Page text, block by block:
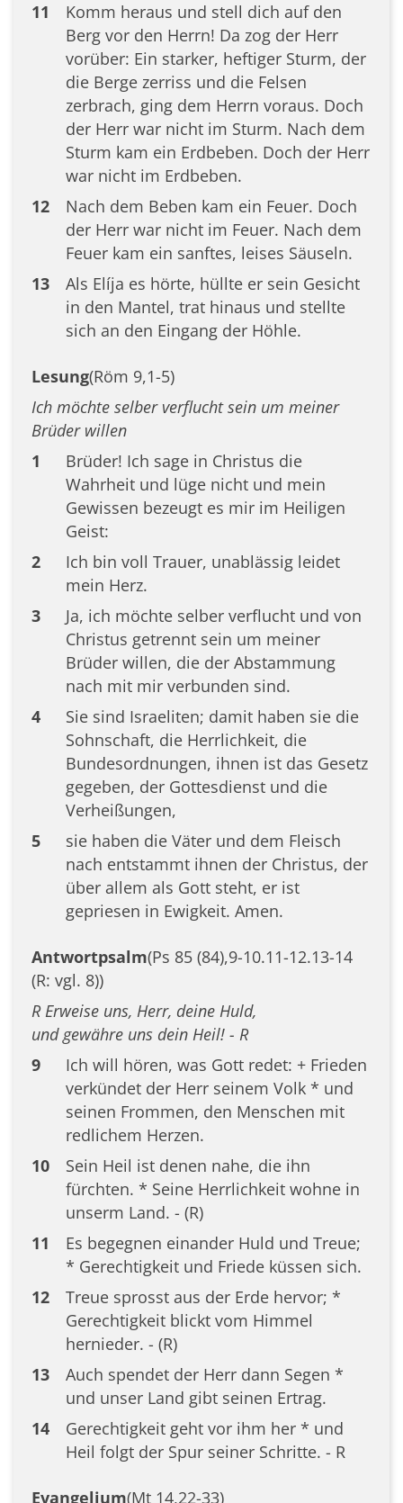
11
Komm heraus und stell dich auf den
Berg vor den Herrn! Da zog der Herr
vorüber: Ein starker, heftiger Sturm, der
die Berge zerriss und die Felsen
zerbrach, ging dem Herrn voraus. Doch
der Herr war nicht im Sturm. Nach dem
Sturm kam ein Erdbeben. Doch der Herr
war nicht im Erdbeben.
12
Nach dem Beben kam ein Feuer. Doch
der Herr war nicht im Feuer. Nach dem
Feuer kam ein sanftes, leises Säuseln.
13
Als Elíja es hörte, hüllte er sein Gesicht
in den Mantel, trat hinaus und stellte
sich an den Eingang der Höhle.
Lesung(Röm 9,1-5)
Ich möchte selber verflucht sein um meiner
Brüder willen
1
Brüder! Ich sage in Christus die
Wahrheit und lüge nicht und mein
Gewissen bezeugt es mir im Heiligen
Geist:
2
Ich bin voll Trauer, unablässig leidet
mein Herz.
3
Ja, ich möchte selber verflucht und von
Christus getrennt sein um meiner
Brüder willen, die der Abstammung
nach mit mir verbunden sind.
4
Sie sind Israeliten; damit haben sie die
Sohnschaft, die Herrlichkeit, die
Bundesordnungen, ihnen ist das Gesetz
gegeben, der Gottesdienst und die
Verheißungen,
5
sie haben die Väter und dem Fleisch
nach entstammt ihnen der Christus, der
über allem als Gott steht, er ist
gepriesen in Ewigkeit. Amen.
Antwortpsalm(Ps 85 (84),9-10.11-12.13-14
(R: vgl. 8))
R Erweise uns, Herr, deine Huld,
und gewähre uns dein Heil! - R
9
Ich will hören, was Gott redet: + Frieden
verkündet der Herr seinem Volk * und
seinen Frommen, den Menschen mit
redlichem Herzen.
10
Sein Heil ist denen nahe, die ihn
fürchten. * Seine Herrlichkeit wohne in
unserm Land. - (R)
11
Es begegnen einander Huld und Treue;
* Gerechtigkeit und Friede küssen sich.
12
Treue sprosst aus der Erde hervor; *
Gerechtigkeit blickt vom Himmel
hernieder. - (R)
13
Auch spendet der Herr dann Segen *
und unser Land gibt seinen Ertrag.
14
Gerechtigkeit geht vor ihm her * und
Heil folgt der Spur seiner Schritte. - R
Evangelium(Mt 14,22-33)